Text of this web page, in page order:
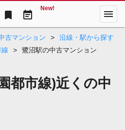
bookmark event_note
New! menu
古マンション >
沿線・駅から探す
> 鷺沼駅の中古マンション
都市線)近くの中